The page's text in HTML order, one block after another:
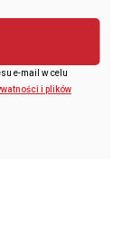
e-mail w celu
i plików